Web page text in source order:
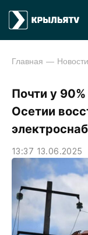
Главная Новости
Почти у
Осетии
13:37 13.06.2025